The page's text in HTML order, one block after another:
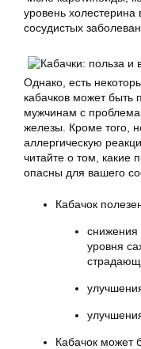
уровень холестерина
сосудистых
Однако, есть
кабачков может быть
мужчинам с
железы. Кроме того,
аллергическую
читайте о том, какие
опасны для вашего
Кабачок
снижения
уровня
Кабачок может